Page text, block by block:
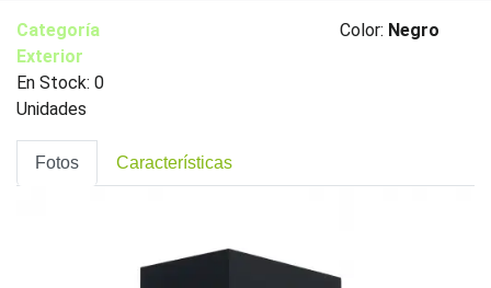
Categoría
Exterior
En Stock: 0
Unidades
Color: Negro
Fotos Características